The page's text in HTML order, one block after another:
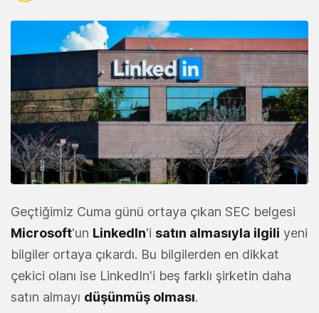
Geçtiğimiz Cuma günü ortaya çıkan SEC belgesi
Microsoft'un LinkedIn'i satın almasıyla ilgili yeni
bilgiler ortaya çıkardı. Bu bilgilerden en dikkat
çekici olanı ise LinkedIn'i beş farklı şirketin daha
satın almayı düşünmüş olması.